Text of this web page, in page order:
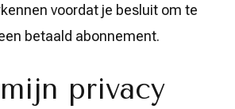
voordat je besluit om te
betaald abonnement.
privacy